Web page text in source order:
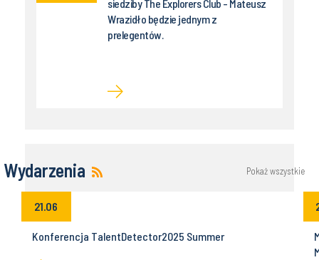
siedziby The Explorers Club - Mateusz
Wrazidło będzie jednym z
prelegentów.
Wydarzenia Pokaż wszystkie
21.06
Konferencja TalentDetector2025 Summer